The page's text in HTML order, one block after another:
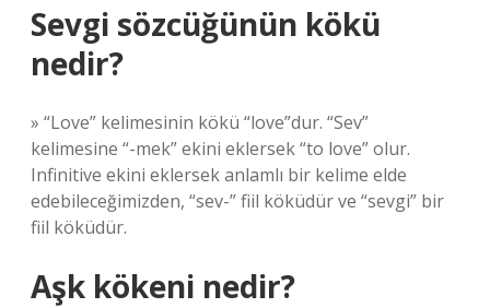
Sevgi sözcüğünün kökü
nedir?
» “Love” kelimesinin kökü “love”dur. “Sev”
kelimesine “-mek” ekini eklersek “to love” olur.
Infinitive ekini eklersek anlamlı bir kelime elde
edebileceğimizden, “sev-” fiil köküdür ve “sevgi” bir
fiil köküdür.
Aşk kökeni nedir?